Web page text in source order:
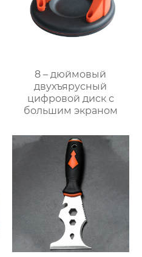
8 – дюймовый
двухъярусный
цифровой диск с
большим экраном